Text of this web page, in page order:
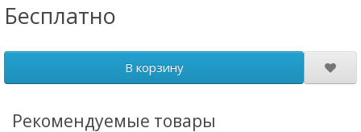
Бесплатно
В корзину
Рекомендуемые товары